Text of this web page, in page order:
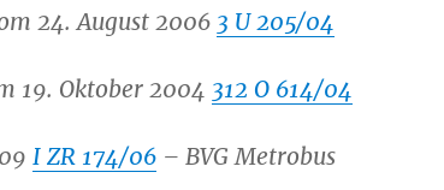
24. August 2006 3 U 205/04
19. Oktober 2004 312 O 614/04
I ZR 174/06– BVG Metrobus